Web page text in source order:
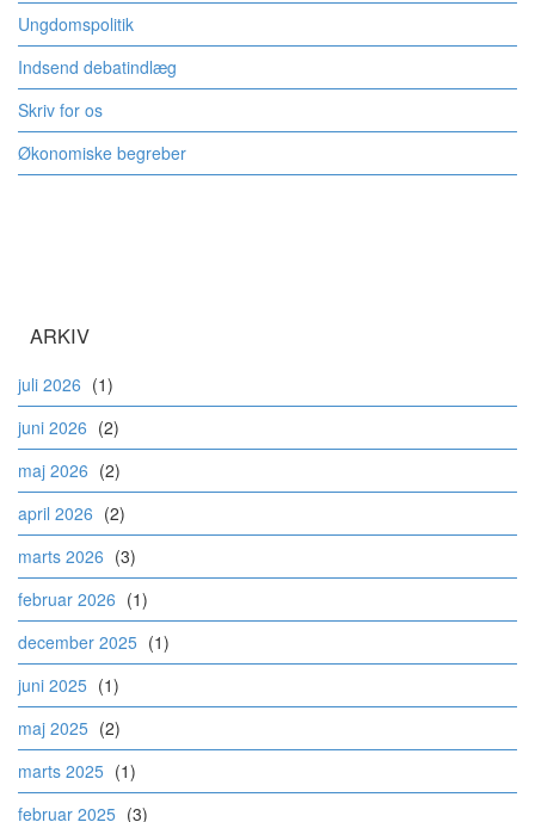
Ungdomspolitik
Indsend debatindlæg
Skriv for os
Økonomiske begreber
ARKIV
juli 2026 (1)
juni 2026 (2)
maj 2026 (2)
april 2026 (2)
marts 2026 (3)
februar 2026 (1)
december 2025 (1)
juni 2025 (1)
maj 2025 (2)
marts 2025 (1)
februar 2025 (3)